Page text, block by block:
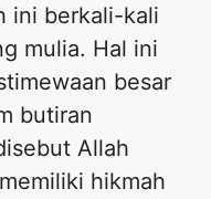
ini berkali-kali
mulia. Hal ini
besar
butiran
Allah
hikmah